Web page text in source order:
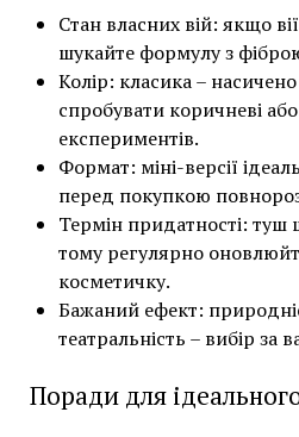
Стан власних вій: якщо
шукайте формулу з
Колір: класика –
спробувати коричневі
експериментів.
Формат: міні-версії
перед покупкою
Термін придатності: туш
тому регулярно
косметичку.
Бажаний ефект:
театральність – вибір за
Поради для